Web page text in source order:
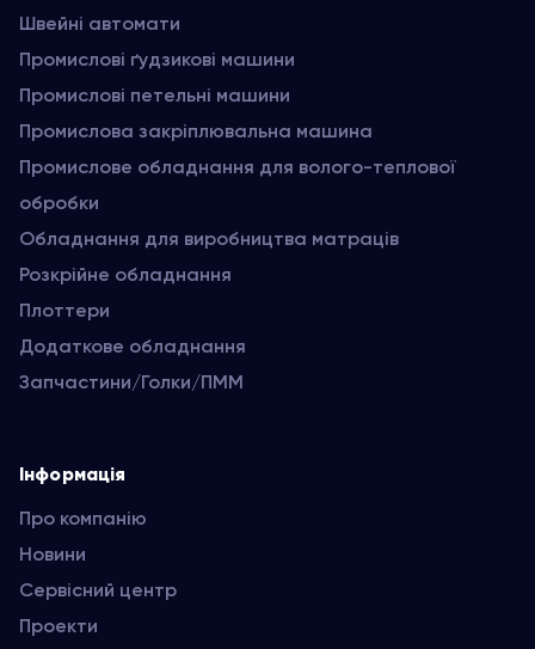
Швейні автомати
Промислові ґудзикові машини
Промислові петельні машини
Промислова закріплювальна машина
Промислове обладнання для волого-теплової
обробки
Обладнання для виробництва матраців
Розкрійне обладнання
Плоттери
Додаткове обладнання
Запчастини/Голки/ПММ
Інформація
Про компанію
Новини
Сервісний центр
Проекти